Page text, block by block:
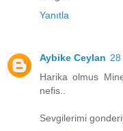
Yanıtla
Aybike Ceylan
Harika olmus
nefis..
Sevgilerimi